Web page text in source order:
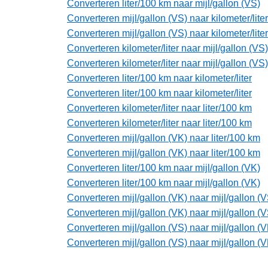
Converteren liter/100 km naar mijl/gallon (VS)
Converteren mijl/gallon (VS) naar kilometer/liter
Converteren mijl/gallon (VS) naar kilometer/liter
Converteren kilometer/liter naar mijl/gallon (VS)
Converteren kilometer/liter naar mijl/gallon (VS)
Converteren liter/100 km naar kilometer/liter
Converteren liter/100 km naar kilometer/liter
Converteren kilometer/liter naar liter/100 km
Converteren kilometer/liter naar liter/100 km
Converteren mijl/gallon (VK) naar liter/100 km
Converteren mijl/gallon (VK) naar liter/100 km
Converteren liter/100 km naar mijl/gallon (VK)
Converteren liter/100 km naar mijl/gallon (VK)
Converteren mijl/gallon (VK) naar mijl/gallon
Converteren mijl/gallon (VK) naar mijl/gallon
Converteren mijl/gallon (VS) naar mijl/gallon
Converteren mijl/gallon (VS) naar mijl/gallon